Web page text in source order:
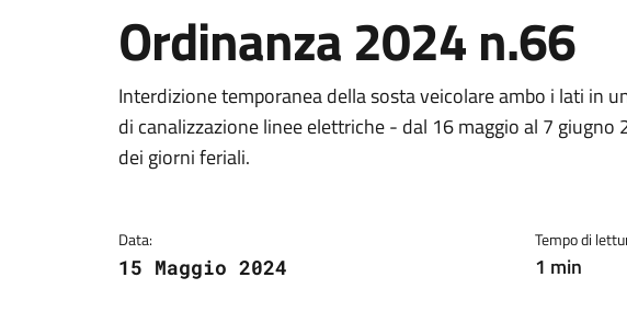
Ordinanza 2024 n.66
Dettagli del documento
Interdizione temporanea della sosta veicolare ambo i lati in
di canalizzazione linee elettriche - dal 16 maggio al 7
dei giorni feriali.
Data:
15 Maggio 2024
Tempo di
1 min